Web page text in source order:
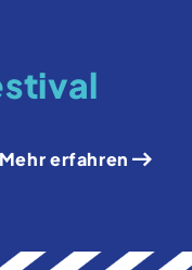
Mehr erfahren